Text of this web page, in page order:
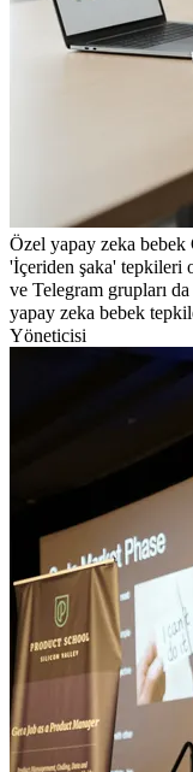
Özel yapay zeka
'İçeriden şaka' tepkileri
ve Telegram grupları
yapay zeka bebek
Yöneticisi